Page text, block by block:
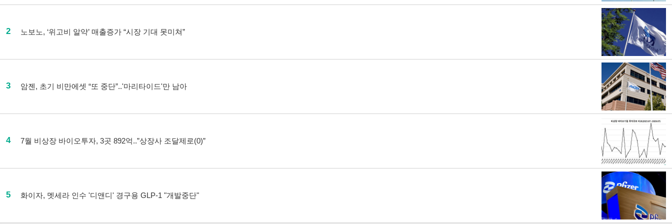
2 노보노, ‘위고비 알약’ 매출증가 “시장 기대 못미쳐”
3 암젠, 초기 비만에셋 “또 중단”..'마리타이드'만 남아
4 7월 비상장 바이오투자, 3곳 892억..”상장사 조달제로(0)”
5 화이자, 멧세라 인수 '디앤디' 경구용 GLP-1 "개발중단"